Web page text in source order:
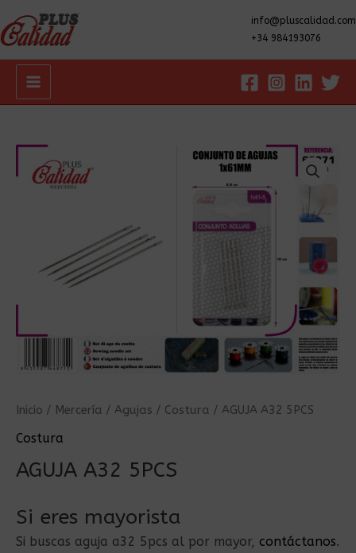
info@pluscalidad.com
+34 984193076
Main
Inicio / Mercería / Agujas / Costura / AGUJA A32 5PCS
Costura
AGUJA A32 5PCS
Si eres mayorista
Si buscas aguja a32 5pcs al por mayor, contáctanos.